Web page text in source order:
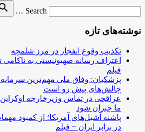
Search …
نوشته‌های تازه
تکذیب وقوع انفجار در مرز شلمچه
اعتراف رسانه صهیونیستی به ناکامی
فیلم
پزشکیان: وفاق ملی مهم‌ترین سرمایه
چالش‌های پیش رو است
عراقچی در تماس وزیرخارجه
ما جبران شود
پاشنه آشیل‌های آمریکا؛ از کمبود
در برابر ایران + فیلم